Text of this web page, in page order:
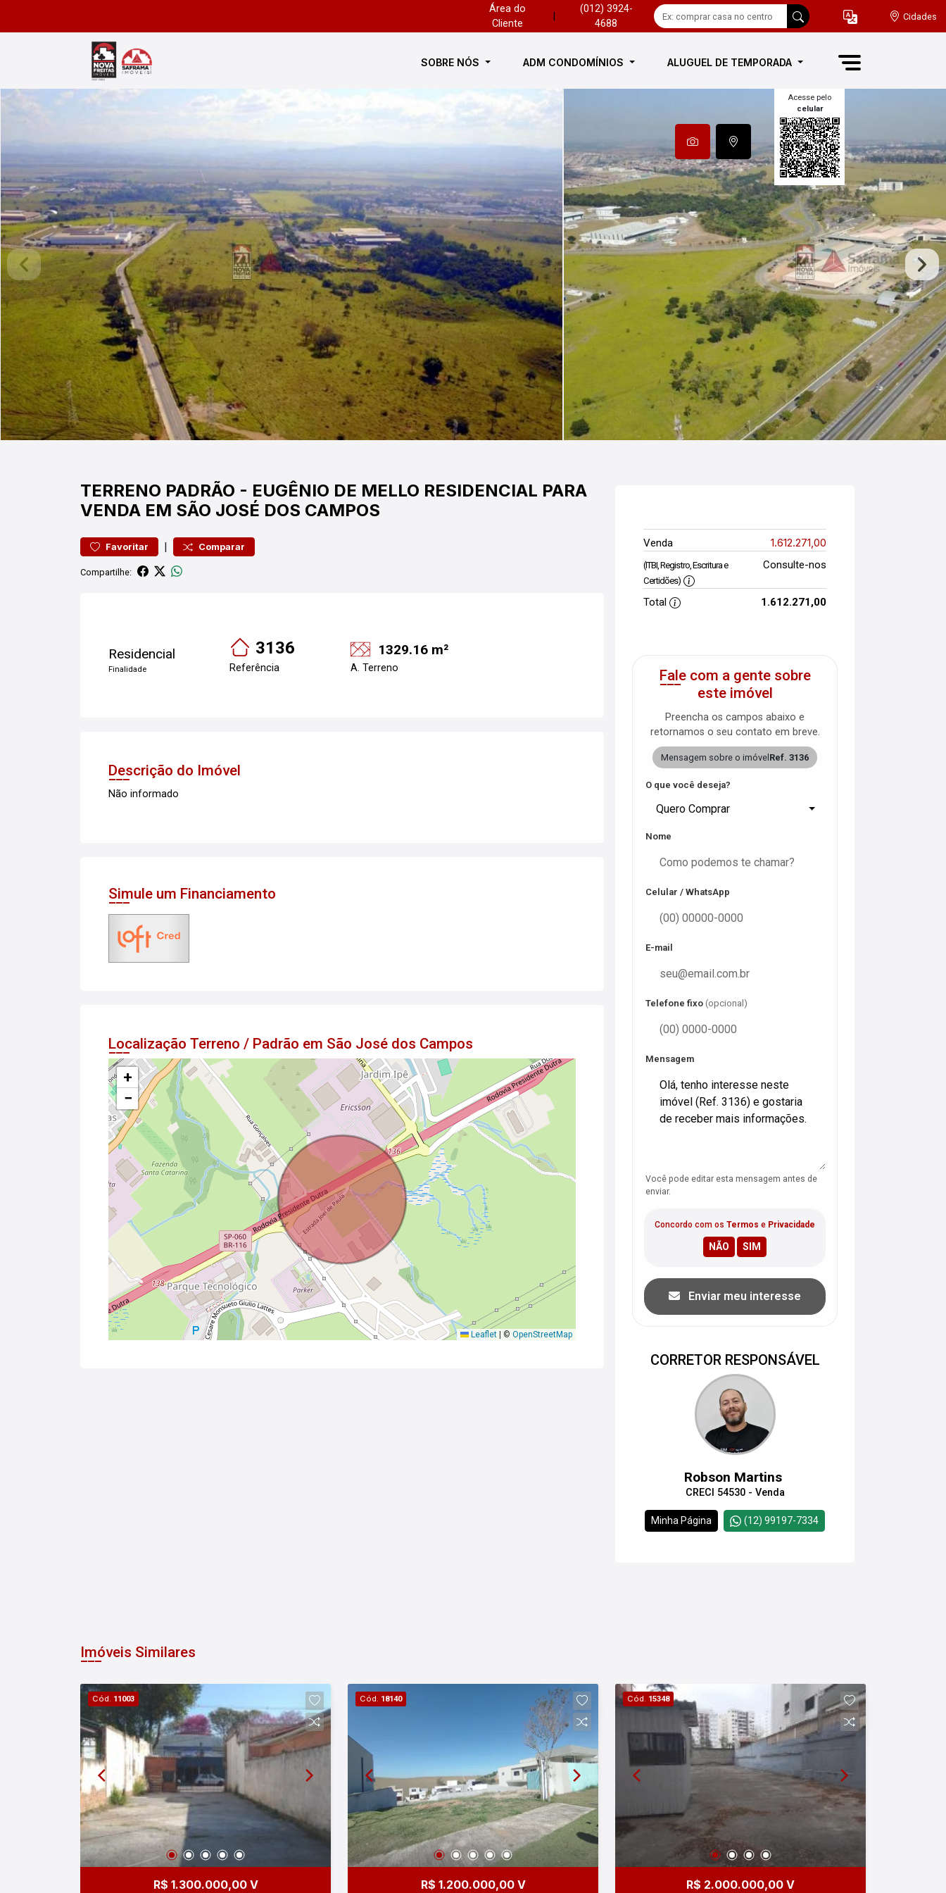
Área do
Cliente
(012) 3924-
4688
Cidades
SOBRE NÓS ADM CONDOMÍNIOS ALUGUEL DE TEMPORADA
Acesse pelo
celular
TERRENO PADRÃO - EUGÊNIO DE MELLO RESIDENCIAL PARA
VENDA EM SÃO JOSÉ DOS CAMPOS
Favoritar | Comparar
Compartilhe:
Residencial
Finalidade
3136
Referência
1329.16 m²
A. Terreno
Descrição do Imóvel
Não informado
Simule um Financiamento
Localização Terreno / Padrão em São José dos Campos
+
−
Leaflet © OpenStreetMap
Venda 1.612.271,00
(ITBI, Registro, Escritura e
Certidões)
Consulte-nos
Total 1.612.271,00
Fale com a gente sobre
este imóvel
Preencha os campos abaixo e
retornamos o seu contato em breve.
Mensagem sobre o imóvel Ref. 3136
O que você deseja?
Quero Comprar
Nome
Celular / WhatsApp
E-mail
Telefone fixo (opcional)
Mensagem
Você pode editar esta mensagem antes de
enviar.
Concordo com os Termos e Privacidade
Enviar meu interesse
CORRETOR RESPONSÁVEL
Robson Martins
CRECI 54530 - Venda
Minha Página (12) 99197-7334
Imóveis Similares
Cód. 11003
R$ 1.300.000,00 V
Cód. 18140
R$ 1.200.000,00 V
Cód. 15348
R$ 2.000.000,00 V